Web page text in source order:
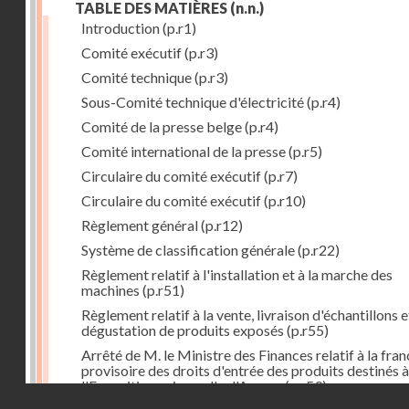
TABLE DES MATIÈRES (n.n.)
Introduction(p.r1)
Comité exécutif(p.r3)
Comité technique(p.r3)
Sous-Comité technique d'électricité(p.r4)
Comité de la presse belge(p.r4)
Comité international de la presse(p.r5)
Circulaire du comité exécutif(p.r7)
Circulaire du comité exécutif(p.r10)
Règlement général(p.r12)
Système de classification générale(p.r22)
Règlement relatif à l'installation et à la marche des
machines (p.r51)
Règlement relatif à la vente, livraison d'échantillons
dégustation de produits exposés (p.r55)
Arrêté de M. le Ministre des Finances relatif à la
provisoire des droits d'entrée des produits destinés à
l'Exposition universelle d'Anvers(p.r59)